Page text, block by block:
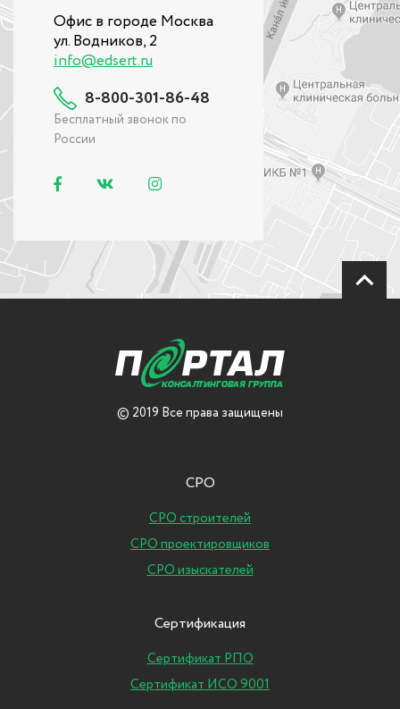
Офис в городе Москва
ул. Водников, 2
info@edsert.ru
8-800-301-86-48
Бесплатный звонок по
России
© 2019 Все права защищены
СРО
СРО строителей
СРО проектировщиков
СРО изыскателей
Сертификация
Сертификат РПО
Сертификат ИСО 9001